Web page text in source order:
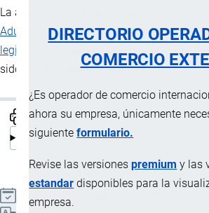
DIRECTORIO
COMERCIO
¿Es operador de comercio
ahora su empresa, únicamente
siguienteformulario.
Revise las versionespremium y las
estandar disponibles para la
empresa.
La ausencia de un acto o de una
Aduana
dentro de un plazo razonable,
legislación aduanera , con respecto a un
sido debidamente presentado.